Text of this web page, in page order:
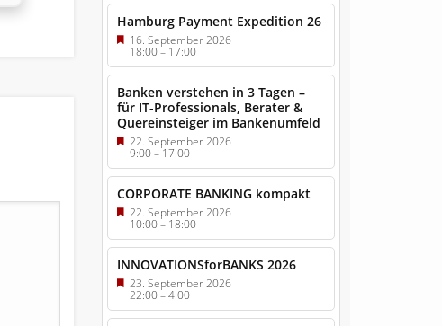
Hamburg Payment Expedition 26
16. September 2026
18:00– 17:00
Banken verstehen in 3 Tagen –
für IT-Professionals, Berater &
Quereinsteiger im Bankenumfeld
22. September 2026
9:00–17:00
CORPORATE BANKING kompakt
22. September 2026
10:00– 18:00
INNOVATIONSforBANKS 2026
23. September 2026
22:00–4:00